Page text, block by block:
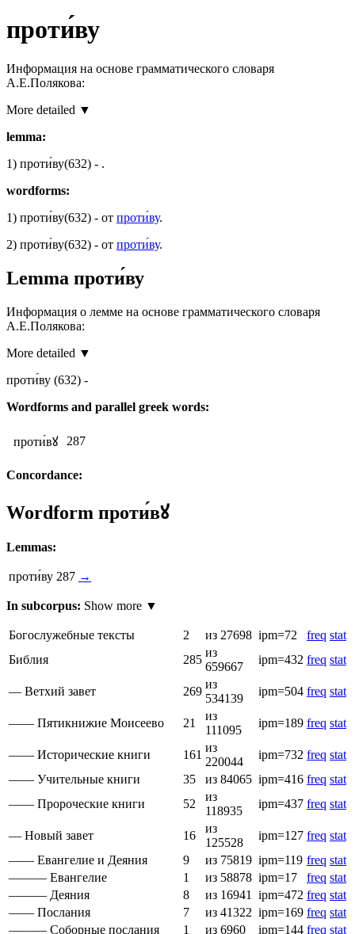
проти́ву
Информация на основе грамматического словаря
А.Е.Полякова:
More detailed ▼
lemma:
1) проти́ву(632) - .
wordforms:
1) проти́ву(632) - от проти́ву.
2) проти́ву(632) - от проти́ву.
Lemma проти́ву
Информация о лемме на основе грамматического словаря
А.Е.Полякова:
More detailed ▼
проти́ву (632) -
Wordforms and parallel greek words:
проти́вꙋ 287
Concordance:
Wordform проти́вꙋ
Lemmas:
проти́ву 287 →
In subcorpus: Show more ▼
Богослужебные тексты 2 из 27698 ipm=72 freq stat
Библия
285
из
659667
ipm=432 freq stat
— Ветхий завет 269
из
534139
ipm=504 freq stat
—— Пятикнижие Моисеево 21
из
111095
ipm=189 freq stat
—— Исторические книги 161
из
220044
ipm=732 freq stat
—— Учительные книги
35 из 84065 ipm=416 freq stat
—— Пророческие книги
52
из
118935
ipm=437 freq stat
— Новый завет 16
из
125528
ipm=127 freq stat
—— Евангелие и Деяния
9 из 75819 ipm=119 freq stat
——— Евангелие
1 из 58878 ipm=17 freq stat
——— Деяния
8 из 16941 ipm=472 freq stat
—— Послания
7 из 41322 ipm=169 freq stat
——— Соборные послания
1 из 6960 ipm=144 freq stat